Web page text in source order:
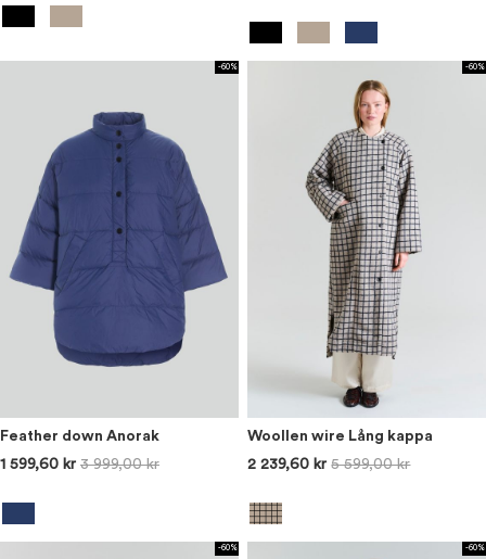
-60%
Feather down Anorak
1 599,60 kr 3 999,00 kr
-60%
Woollen wire Lång kappa
2 239,60 kr 5 599,00 kr
-60% -60%